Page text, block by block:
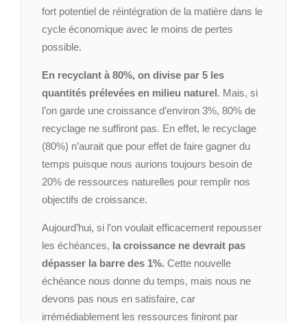
fort potentiel de réintégration de la matière dans le
cycle économique avec le moins de pertes
possible.
En recyclant à 80%, on divise par 5 les
quantités prélevées en milieu naturel. Mais, si
l’on garde une croissance d’environ 3%, 80% de
recyclage ne suffiront pas. En effet, le recyclage
(80%) n’aurait que pour effet de faire gagner du
temps puisque nous aurions toujours besoin de
20% de ressources naturelles pour remplir nos
objectifs de croissance.
Aujourd’hui, si l’on voulait efficacement repousser
les échéances, la croissance ne devrait pas
dépasser la barre des 1%. Cette nouvelle
échéance nous donne du temps, mais nous ne
devons pas nous en satisfaire, car
irrémédiablement les ressources finiront par